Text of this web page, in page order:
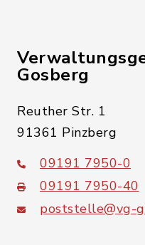
Gosberg
Reuther Str. 1
91361 Pinzberg
09191 7950-0
09191 7950-40
poststelle@vg-